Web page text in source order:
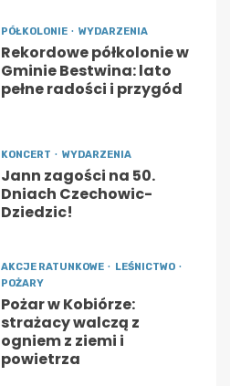
PÓŁKOLONIE WYDARZENIA
Rekordowe półkolonie w
Gminie Bestwina: lato
pełne radości i przygód
KONCERT WYDARZENIA
Jann zagości na 50.
Dniach Czechowic-
Dziedzic!
AKCJE RATUNKOWE
LEŚNICTWO
POŻARY
Pożar w Kobiórze:
strażacy walczą z
ogniem z ziemi i
powietrza